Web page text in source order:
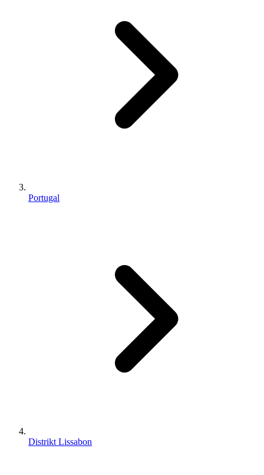
Portugal
Distrikt Lissabon